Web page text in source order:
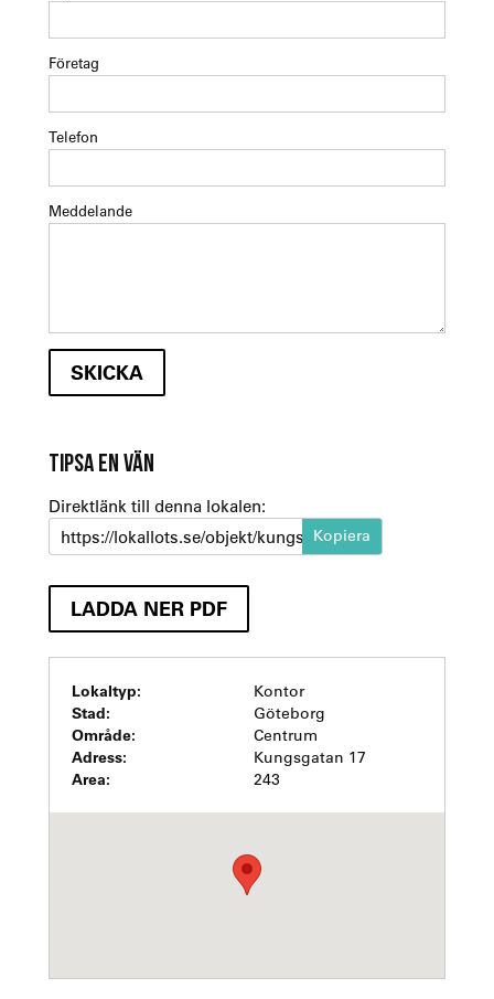
Företag
Telefon
Meddelande
TIPSA EN VÄN
Direktlänk till denna lokalen:
https://lokallots.se/objekt/kungsgatan-17
LADDA NER PDF
Lokaltyp: Kontor
Stad: Göteborg
Område: Centrum
Adress: Kungsgatan 17
Area: 243